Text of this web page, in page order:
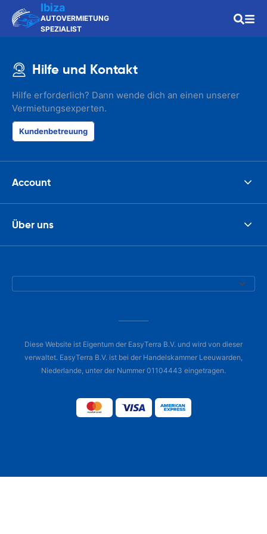
Ibiza
AUTOVERMIETUNG
SPEZIALIST
Hilfe und Kontakt
Hilfe erforderlich? Dann wende dich an einen unserer
Vermietungsexperten.
Kundenbetreuung
Account
Über uns
Diese Website ist Eigentum der EasyTerra B.V. und wird von dieser
verwaltet. EasyTerra B.V. ist bei der Handelskammer Leeuwarden,
Niederlande, unter der Nummer 01104443 eingetragen.